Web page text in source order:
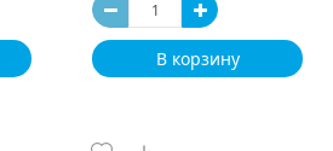
В корзину